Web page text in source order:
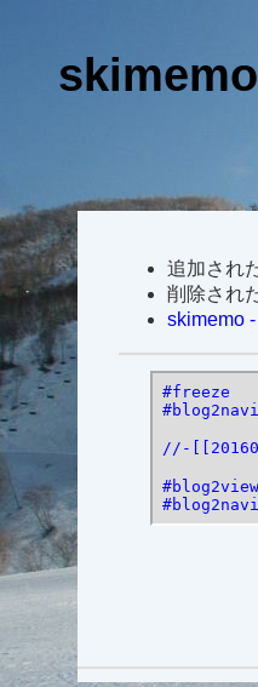
skimemo
追加され
削除され
skimemo
#freeze
//-